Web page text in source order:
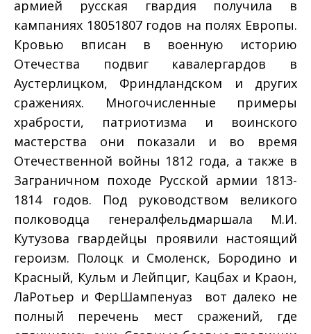
армией русская гвардия получила в
кампаниях 1805­1807 годов на полях Европы.
Кровью вписан в военную историю
Отечества подвиг кавалергардов в
Аустерлицком, Фриндландском и других
сражениях. Многочисленные примеры
храбрости, патриотизма и воинского
мастерства они показали и во время
Отечественной войны 1812 года, а также в
Заграничном походе Русской армии 1813­
1814 годов. Под руководством великого
полководца генерал­фельдмаршала М.И.
Кутузова гвардейцы проявили настоящий
героизм. Полоцк и Смоленск, Бородино и
Красный, Кульм и Лейпциг, Кацбах и Краон,
Ла­Ротьер и Фер­Шампенуаз ­ вот далеко не
полный перечень мест сражений, где